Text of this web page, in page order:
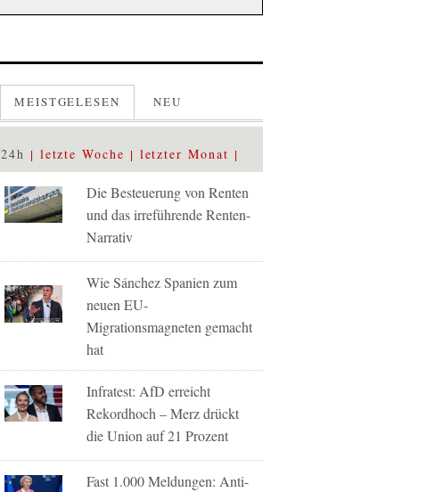
MEISTGELESEN NEU
24h letzte Woche letzter Monat
Die Besteuerung von Renten
und das irreführende Renten-
Narrativ
Wie Sánchez Spanien zum
neuen EU-
Migrationsmagneten gemacht
hat
Infratest: AfD erreicht
Rekordhoch – Merz drückt
die Union auf 21 Prozent
Fast 1.000 Meldungen: Anti-